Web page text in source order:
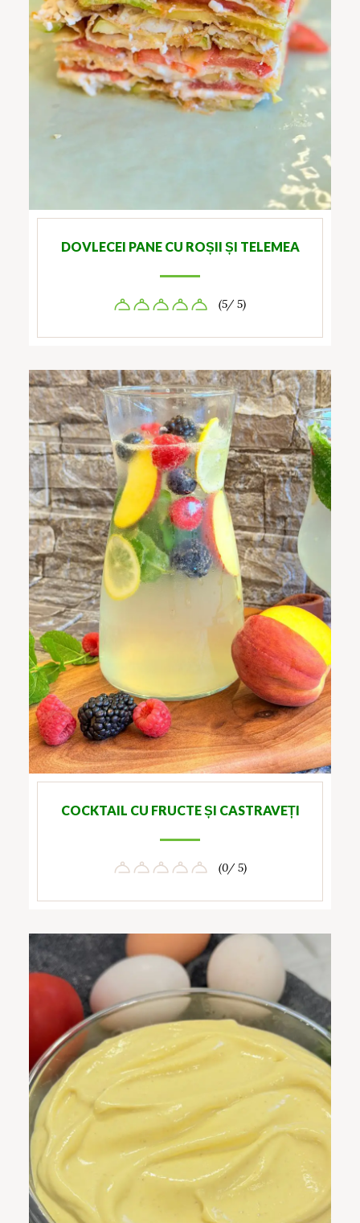
DOVLECEI PANE CU ROȘII ȘI TELEMEA
(5/ 5)
COCKTAIL CU FRUCTE ȘI CASTRAVEȚI
(0/ 5)